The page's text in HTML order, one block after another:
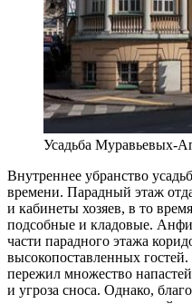
Усадьба Муравьевых-
Внутреннее убранство
времени. Парадный этаж
и кабинеты хозяев, в то
подсобные и кладовые.
части парадного этажа
высокопоставленных
пережил множество
и угроза сноса. Однако,